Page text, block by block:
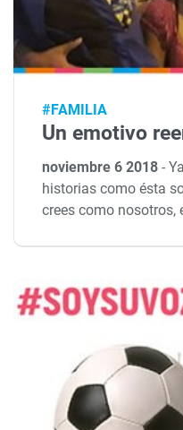
#FAMILIA
Un emotivo
noviembre 6 2018-
historias como ésta
crees como nosotros,